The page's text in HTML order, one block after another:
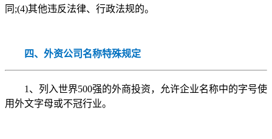
同;(4)其他违反法律、行政法规的。
四、外资公司名称特殊规定
1、列入世界500强的外商投资，允许企业名称中的字号使
用外文字母或不冠行业。